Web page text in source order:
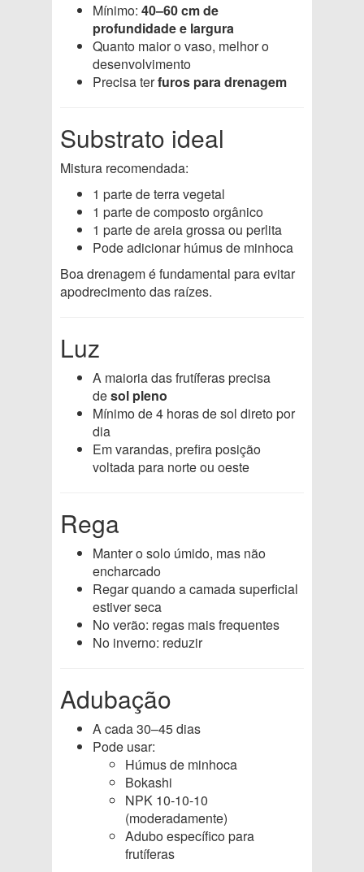
Mínimo: 40–60 cm de
profundidade e largura
Quanto maior o vaso, melhor o
desenvolvimento
Precisa terfuros para drenagem
Substrato ideal
Mistura recomendada:
1 parte de terra vegetal
1 parte de composto orgânico
1 parte de areia grossa ou perlita
Pode adicionar húmus de minhoca
Boa drenagem é fundamental para evitar
apodrecimento das raízes.
Luz
A maioria das frutíferas precisa
desol pleno
Mínimo de 4 horas de sol direto por
dia
Em varandas, prefira posição
voltada para norte ou oeste
Rega
Manter o solo úmido, mas não
encharcado
Regar quando a camada superficial
estiver seca
No verão: regas mais frequentes
No inverno: reduzir
Adubação
A cada 30–45 dias
Pode usar:
Húmus de minhoca
Bokashi
NPK 10-10-10
(moderadamente)
Adubo específico para
frutíferas